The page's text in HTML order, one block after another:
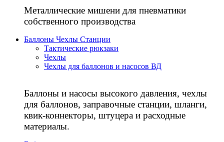
Металлические мишени для пневматики
собственного производства
Баллоны Чехлы Станции
Тактические рюкзаки
Чехлы
Чехлы для баллонов и насосов ВД
Баллоны и насосы высокого давления, чехлы
для баллонов, заправочные станции, шланги,
квик-коннекторы, штуцера и расходные
материалы.